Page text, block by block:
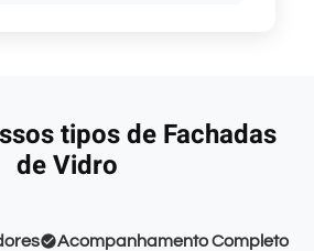
tipos de Fachadas
de Vidro
Acompanhamento Completo